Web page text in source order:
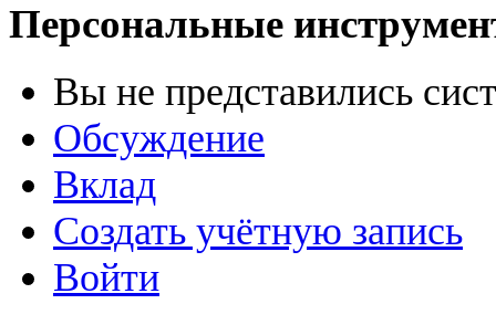
Персональные
Вы не представились
Обсуждение
Вклад
Создать учётную запись
Войти